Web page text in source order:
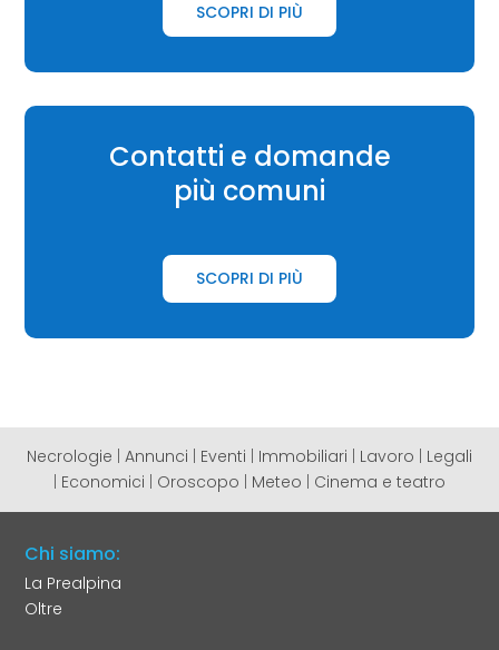
SCOPRI DI PIÙ
Contatti e domande
più comuni
SCOPRI DI PIÙ
Necrologie Annunci Eventi Immobiliari Lavoro
Legali
Economici Oroscopo Meteo Cinema e teatro
Chi siamo:
La Prealpina
Oltre